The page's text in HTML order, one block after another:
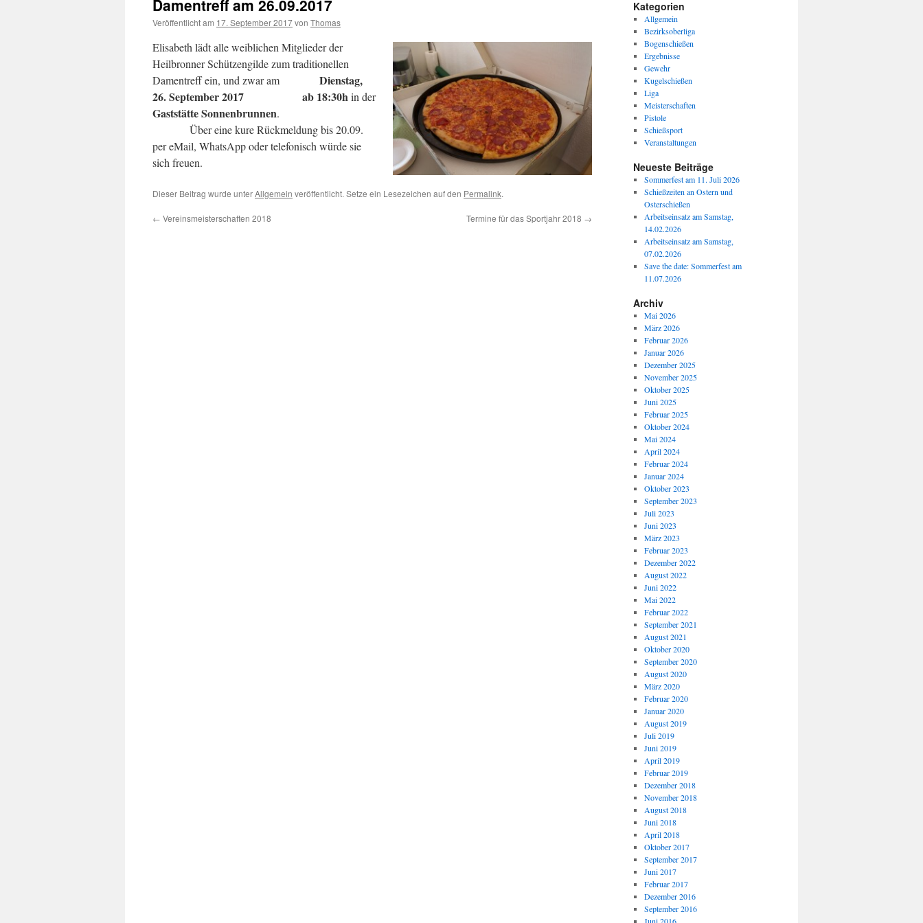
Damentreff am 26.09.2017
Veröffentlicht am 17. September 2017von Thomas
Elisabeth lädt alle weiblichen Mitglieder der
Heilbronner Schützengilde zum traditionellen
Damentreff ein, und zwar am Dienstag,
26. September 2017 ab 18:30hin der
Gaststätte Sonnenbrunnen.
Über eine kure Rückmeldung bis 20.09.
per eMail, WhatsApp oder telefonisch würde sie
sich freuen.
Dieser Beitrag wurde unterAllgemein veröffentlicht. Setze ein Lesezeichen auf den Permalink.
← Vereinsmeisterschaften 2018 Termine für das Sportjahr 2018 →
Kategorien
Allgemein
Bezirksoberliga
Bogenschießen
Ergebnisse
Gewehr
Kugelschießen
Liga
Meisterschaften
Pistole
Schießsport
Veranstaltungen
Neueste Beiträge
Sommerfest am 11. Juli 2026
Schießzeiten an Ostern und
Osterschießen
Arbeitseinsatz am Samstag,
14.02.2026
Arbeitseinsatz am Samstag,
07.02.2026
Save the date: Sommerfest am
11.07.2026
Archiv
Mai 2026
März 2026
Februar 2026
Januar 2026
Dezember 2025
November 2025
Oktober 2025
Juni 2025
Februar 2025
Oktober 2024
Mai 2024
April 2024
Februar 2024
Januar 2024
Oktober 2023
September 2023
Juli 2023
Juni 2023
März 2023
Februar 2023
Dezember 2022
August 2022
Juni 2022
Mai 2022
Februar 2022
September 2021
August 2021
Oktober 2020
September 2020
August 2020
März 2020
Februar 2020
Januar 2020
August 2019
Juli 2019
Juni 2019
April 2019
Februar 2019
Dezember 2018
November 2018
August 2018
Juni 2018
April 2018
Oktober 2017
September 2017
Juni 2017
Februar 2017
Dezember 2016
September 2016